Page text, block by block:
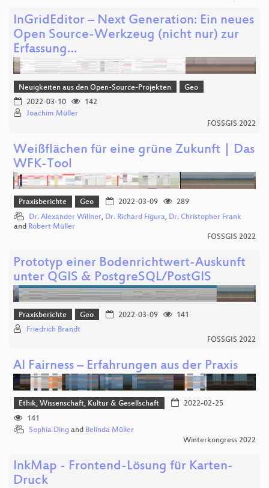
InGridEditor – Next Generation: Ein neues
Open Source-Werkzeug (nicht nur) zur
Erfassung…
Neuigkeiten aus den Open-Source-Projekten
Geo
2022-03-10
142
Joachim Müller
FOSSGIS 2022
Weißflächen für eine grüne Zukunft | Das
WFK-Tool
Praxisberichte Geo 2022-03-09
289
Dr. Alexander Willner, Dr. Richard Figura, Dr. Christopher Frank
and Robert Müller
FOSSGIS 2022
Prototyp einer Bodenrichtwert-Auskunft
unter QGIS & PostgreSQL/PostGIS
Praxisberichte Geo 2022-03-09
141
Friedrich Brandt
FOSSGIS 2022
AI Fairness – Erfahrungen aus der Praxis
Ethik, Wissenschaft, Kultur & Gesellschaft
2022-02-25
141
Sophia Ding and Belinda Müller
Winterkongress 2022
InkMap - Frontend-Lösung für Karten-
Druck